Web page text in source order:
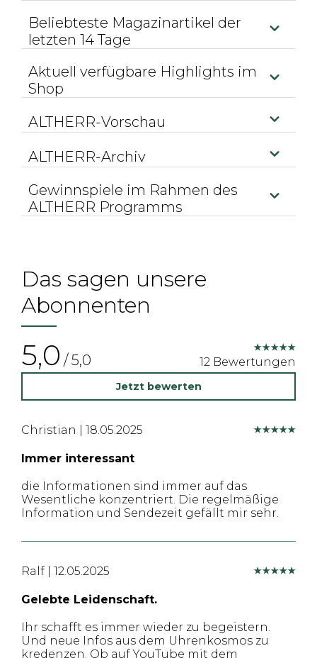
Beliebteste Magazinartikel der
letzten 14 Tage
Aktuell verfügbare Highlights im
Shop
ALTHERR-Vorschau
ALTHERR-Archiv
Gewinnspiele im Rahmen des
ALTHERR Programms
Das sagen unsere
Abonnenten
5,0 / 5,0 12 Bewertungen
Jetzt bewerten
Christian 18.05.2025
Immer interessant
die Informationen sind immer auf das
Wesentliche konzentriert. Die regelmäßige
Information und Sendezeit gefällt mir sehr.
Ralf 12.05.2025
Gelebte Leidenschaft.
Ihr schafft es immer wieder zu begeistern.
Und neue Infos aus dem Uhrenkosmos zu
kredenzen. Ob auf YouTube mit dem